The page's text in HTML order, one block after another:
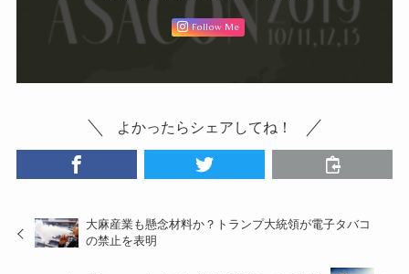
Follow Me
よかったらシェアしてね！
大麻産業も懸念材料か？トランプ大統領が電子タバコ
の禁止を表明